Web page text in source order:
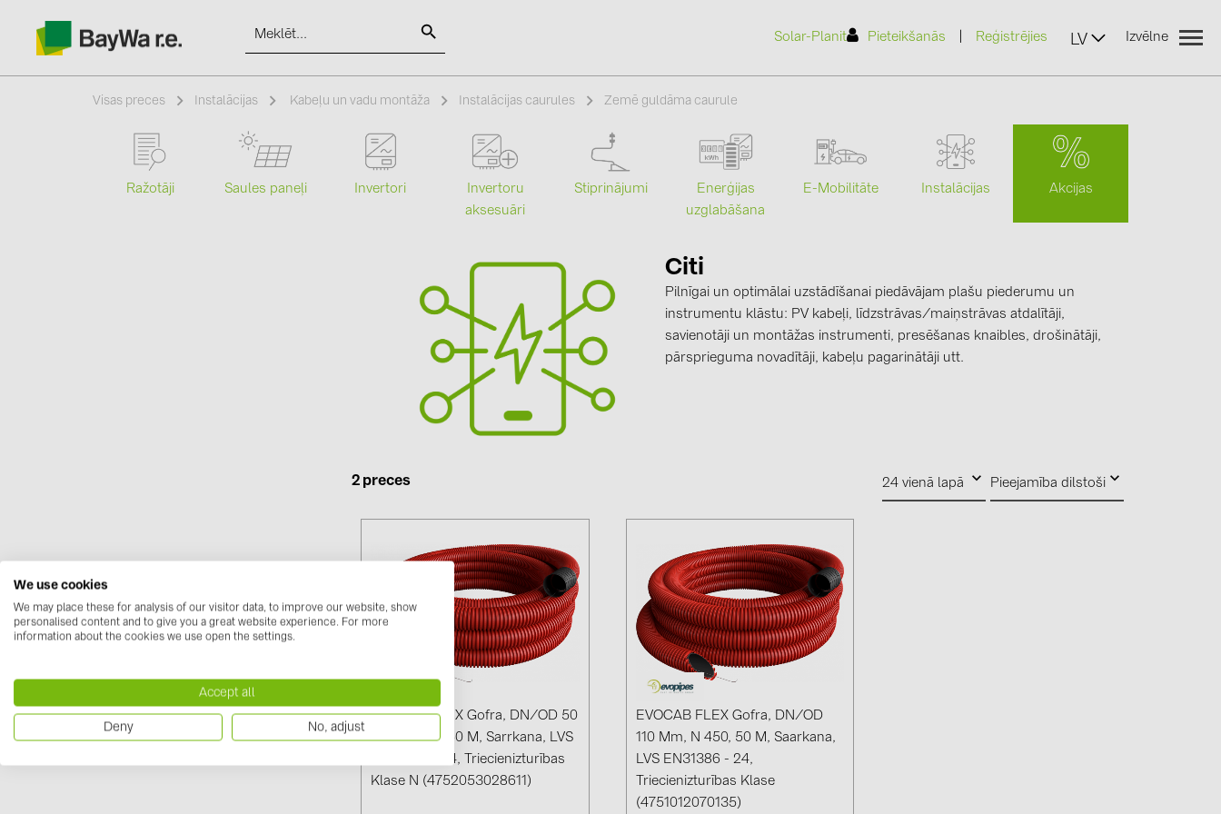
Solar-Planit Pieteikšanās Reģistrējies LV Izvēlne
SOLAR-PLANIT
Produkti
Kategorijas
Invertoru aksesuāri (84)
Enerģijas uzglabāšana (74)
E-Mobilitāte (19)
Instalācijas (87)
Ražotāji
ABB (21)
BUDMAT (6)
EVOPIPES (7)
FRONIUS (42)
JINKO (1)
LEADER (6)
LONGi Solar (5)
NOVOTEGRA (315)
PROJOY (3)
PYLONTECH (19)
QILOWATT (3)
SolarEdge (2)
Visas preces Instalācijas Kabeļu un vadu montāža Instalācijas caurules Zemē guldāma caurule
Ražotāji Saules paneļi Invertori
Invertoru
aksesuāri
Stiprinājumi
Enerģijas
uzglabāšana
E-Mobilitāte Instalācijas Akcijas
Citi
Pilnīgai un optimālai uzstādīšanai piedāvājam plašu piederumu un
instrumentu klāstu: PV kabeļi, līdzstrāvas/maiņstrāvas atdalītāji,
savienotāji un montāžas instrumenti, presēšanas knaibles, drošinātāji,
pārsprieguma novadītāji, kabeļu pagarinātāji utt.
2 preces 24 vienā lapā Pieejamība dilstoši
EVOCAB FLEX Gofra, DN/OD 50
Mm, N 450, 50 M, Sarrkana, LVS
EN31386 - 24, Triecienizturības
Klase N (4752053028611)
EVOCAB FLEX Gofra, DN/OD
110 Mm, N 450, 50 M, Saarkana,
LVS EN31386 - 24,
Triecienizturības Klase
(4751012070135)
We use cookies
We may place these for analysis of our visitor data, to improve our website, show
personalised content and to give you a great website experience. For more
information about the cookies we use open the settings.
Accept all
Deny No, adjust